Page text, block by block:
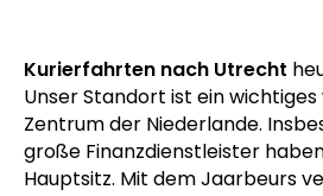
Kurierfahrten nach Utrecht
Unser Standort ist ein
Zentrum der Niederlande.
große Finanzdienstleister
Hauptsitz. Mit dem Jaarbeurs